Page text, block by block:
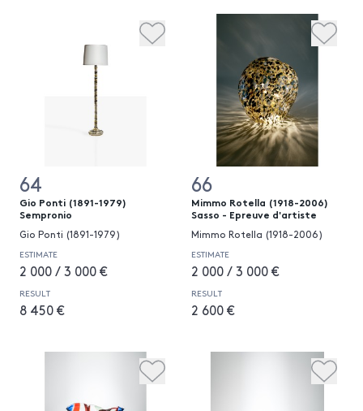
64
Gio Ponti (1891-1979)
Sempronio
Gio Ponti (1891-1979)
ESTIMATE
2 000 / 3 000 €
RESULT
8 450 €
66
Mimmo Rotella (1918-2006)
Sasso - Epreuve d'artiste
Mimmo Rotella (1918-2006)
ESTIMATE
2 000 / 3 000 €
RESULT
2 600 €